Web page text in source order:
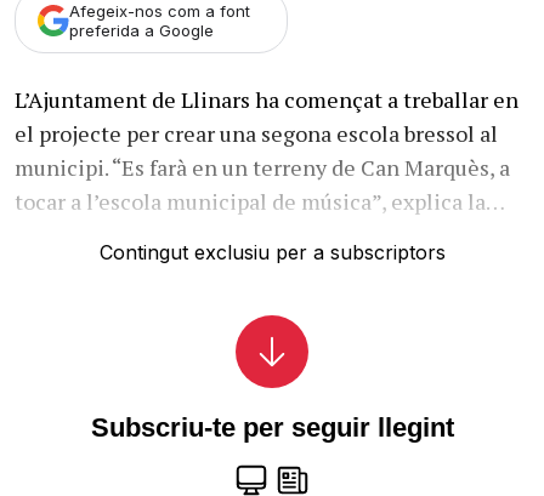
Afegeix-nos com a font
preferida a Google
L’Ajuntament de Llinars ha començat a treballar en
el projecte per crear una segona escola bressol al
municipi. “Es farà en un terreny de Can Marquès, a
tocar a l’escola municipal de música”, explica la…
Contingut exclusiu per a subscriptors